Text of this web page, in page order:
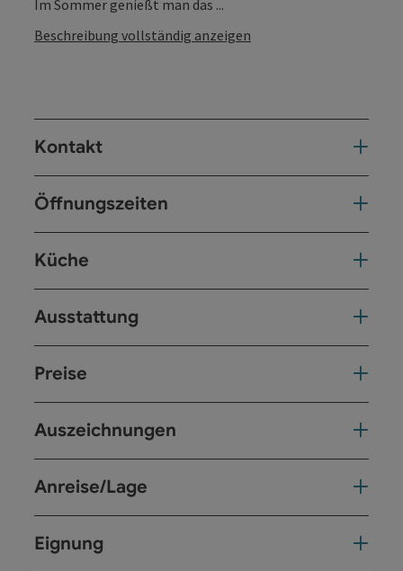
Im Sommer genießt man das ...
Beschreibung vollständig anzeigen
Kontakt
Öffnungszeiten
Küche
Ausstattung
Preise
Auszeichnungen
Anreise/Lage
Eignung